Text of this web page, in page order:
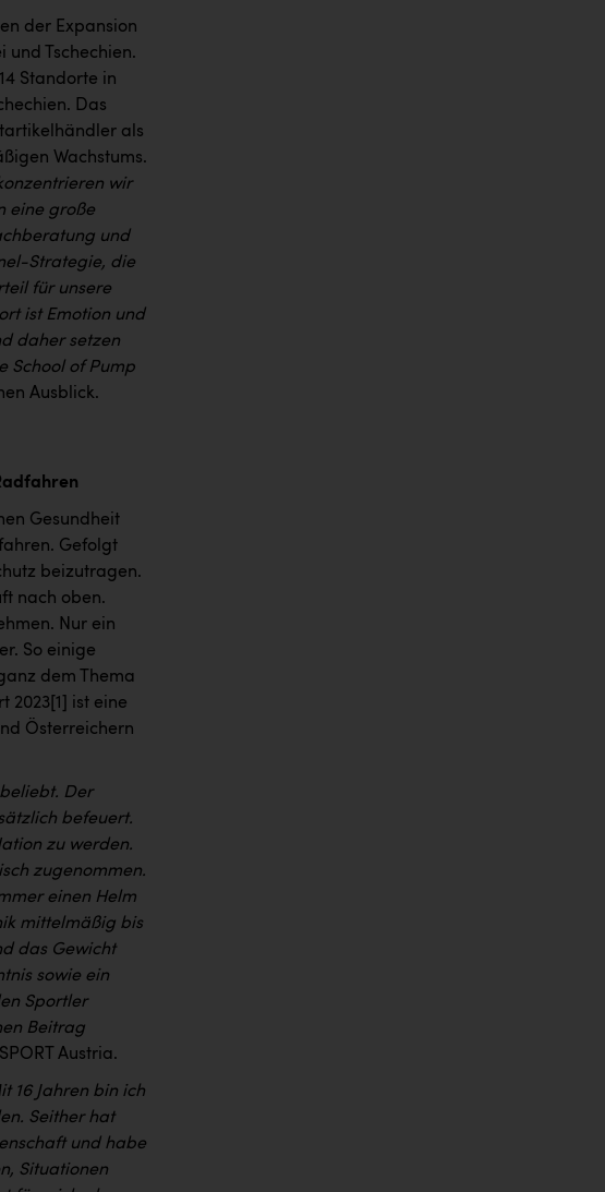
der Expansion
Tschechien.
Standorte in
Das
als
Wachstums.
wir
eine große
und
Strategie, die
für unsere
ist Emotion und
daher setzen
School of Pump
Ausblick.
Gesundheit
Gefolgt
beizutragen.
nach oben.
Nur ein
So einige
dem Thema
2023 [1]
ist eine
Österreichern
Der
befeuert.
zu werden.
zugenommen.
einen Helm
mittelmäßig bis
das Gewicht
sowie ein
Sportler
Beitrag
Austria.
16 Jahren bin ich
Seither hat
und habe
Situationen